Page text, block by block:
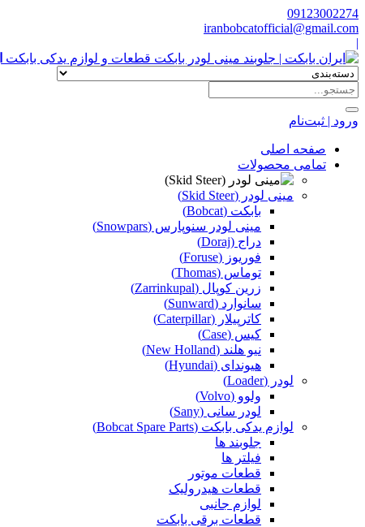
09123002274
iranbobcatofficial@gmail.com
|
ورود | ثبت‌نام
صفحه اصلی
تمامی محصولات
مینی لودر (Skid Steer)
بابکت (Bobcat)
مینی لودر سنوپارس (Snowpars)
دراج (Doraj)
فوریوز (Foruse)
توماس (Thomas)
زرین کوپال (Zarrinkupal)
سانوارد (Sunward)
کاترپیلار (Caterpillar)
کیس (Case)
نیو هلند (New Holland)
هیوندای (Hyundai)
لودر (Loader)
ولوو (Volvo)
لودر سانی (Sany)
لوازم یدکی بابکت (Bobcat Spare Parts)
جلوبند ها
فیلتر ها
قطعات موتور
قطعات هیدرولیک
لوازم جانبی
قطعات برقی بابکت